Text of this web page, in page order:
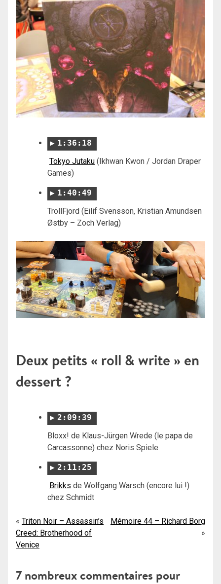
1:36:18
Tokyo Jutaku (Ikhwan Kwon / Jordan Draper
Games)
1:40:49
TrollFjord (Eilif Svensson, Kristian Amundsen
Østby – Zoch Verlag)
Deux petits « roll & write » en
dessert ?
2:09:39
Bloxx! de Klaus-Jürgen Wrede (le papa de
Carcassonne) chez Noris Spiele
2:11:25
Brikks de Wolfgang Warsch (encore lui !)
chez Schmidt
Navigation
de
Triton Noir – Assassin’s
Creed: Brotherhood of
Venice
Mémoire 44 – Richard Borg
7 nombreux commentaires pour